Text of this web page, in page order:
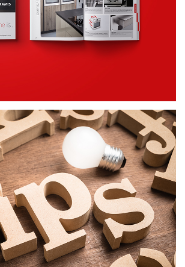
ΕΝΤΥΠΟ ΥΛΙΚΟ
ΕΞΥΠΝΕΣ ΣΥΜΒΟΥΛΕΣ
ΔΗΜΙΟΥΡΓΙΚΟ ΠΕΡΙΕΧΟΜΕΝΟ